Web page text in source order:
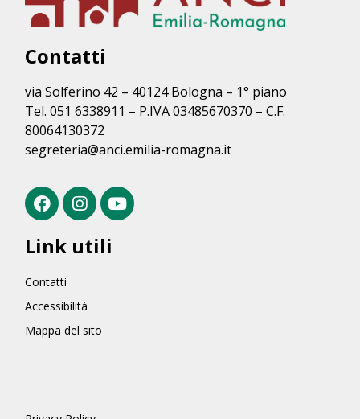
Contatti
via Solferino 42 – 40124 Bologna – 1° piano
Tel. 051 6338911 – P.IVA 03485670370 – C.F.
80064130372
segreteria@anci.emilia-romagna.it
Link utili
Contatti
Accessibilità
Mappa del sito